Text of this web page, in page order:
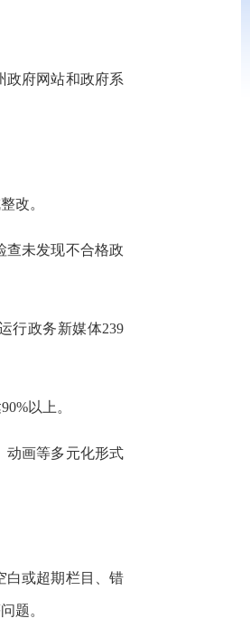
政府网站和政府系
改。
查未发现不合格政
行政务新媒体239
以上。
动画等多元化形式
白或超期栏目、错
题。